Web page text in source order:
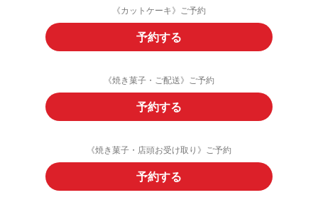
《カットケーキ》ご予約
予約する
《焼き菓子・ご配送》ご予約
予約する
《焼き菓子・店頭お受け取り》ご予約
予約する